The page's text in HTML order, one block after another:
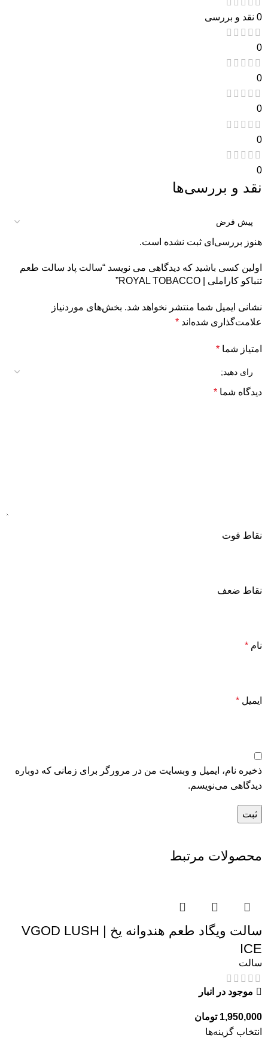
0 نقد و بررسی
0
0
0
0
0
نقد و بررسی‌ها
هنوز بررسی‌ای ثبت نشده است.
اولین کسی باشید که دیدگاهی می نویسد “سالت پاد سالت طعم
تنباکو کاراملی | ROYAL TOBACCO”
نشانی ایمیل شما منتشر نخواهد شد. بخش‌های موردنیاز
علامت‌گذاری شده‌اند *
امتیاز شما *
دیدگاه شما *
نقاط قوت
نقاط ضعف
نام *
ایمیل *
ذخیره نام، ایمیل و وبسایت من در مرورگر برای زمانی که دوباره
دیدگاهی می‌نویسم.
محصولات مرتبط
سالت ویگاد طعم هندوانه یخ | VGOD LUSH
ICE
سالت
موجود در انبار
1,950,000 تومان
انتخاب گزینه‌ها